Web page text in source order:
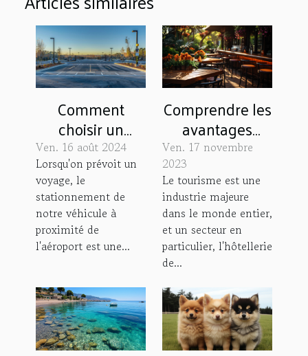
Comment
choisir un
parking
sécurisé près
d'un aéroport
Ven. 16 août 2024
Lorsqu'on prévoit un
voyage, le
stationnement de
notre véhicule à
proximité de
l'aéroport est une...
Comprendre les
avantages
économiques
de l'hôtellerie
de plein air
Ven. 17 novembre
2023
Le tourisme est une
industrie majeure
dans le monde entier,
et un secteur en
particulier, l'hôtellerie
de...